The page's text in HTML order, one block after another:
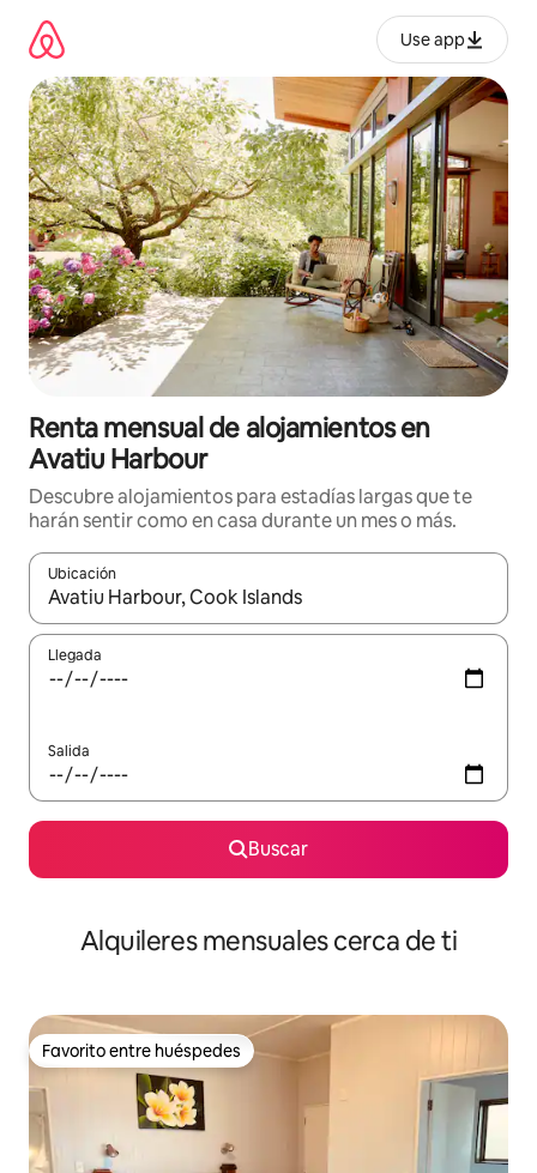
contenido
Use app
Renta mensual de alojamientos en
Avatiu Harbour
Descubre alojamientos para estadías largas que te
harán sentir como en casa durante un mes o más.
Ubicación
Cuando los resultados estén disponibles, navega con las
Llegada
Salida
Buscar
Alquileres mensuales cerca de ti
Favorito entre huéspedes
Favorito entre huéspedes